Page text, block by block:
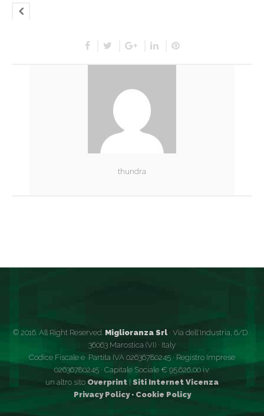
thundra
© 2016. All Right Reserved. Miglioranza Srl · Via dell'Industria, 6/D ·
36063 Marostica (VI) · Italy
Codice Fiscale e Partita IVA 02636780245 · Registro Imprese
02636780245 · Capitale Sociale € 95.626,00 i.v.
un altro sito Overprint Siti Internet Vicenza
Privacy Policy · Cookie Policy